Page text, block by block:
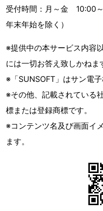
受付時間：月～金 10:00
年末年始を除く）
※提供中の本サービス内容
には一切お答え致しかねま
※「SUNSOFT」はサン電
※その他、記載されている
標または登録商標です。
※コンテンツ名及び画面イ
ます。